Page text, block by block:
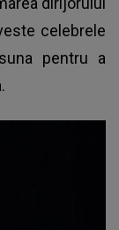
celebrele
pentru a